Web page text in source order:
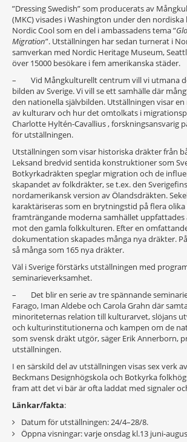
”Dressing Swedish” som producerats av
(MKC) visades i Washington under den
Nordic Cool som en del i ambassadens tema ”
Migration”. Utställningen har sedan turnerat i
samverkan med Nordic Heritage Museum,
över 15000 besökare i fem amerikanska städer.
– Vid Mångkulturellt centrum vill vi utmana
bilden av Sverige. Vi vill se ett samhälle där
den nationella självbilden. Utställningen visar
av kulturarv och hur det omtolkats i
Charlotte Hyltén-Cavallius , forskningsansvarig
för utställningen.
Utställningen som visar historiska dräkter från
Leksand bredvid sentida konstruktioner som
Botkyrkadräkten speglar migration och de
skapandet av folkdräkter, se t.ex. den
nordamerikansk version av Ölandsdräkten.
karaktäriseras som en brytningstid på flera olika
framträngande moderna samhället uppfattades
mot den gamla folkkulturen. Efter en
dokumentation skapades många nya dräkter.
så många som 165 nya dräkter.
Väl i Sverige förstärks utställningen med
seminarieverksamhet.
– Det blir en serie av tre spännande
Farago, Iman Aldebe och Carola Grahn där
minoriteternas relation till kulturarvet, slöjans
och kulturinstitutionerna och kampen om de
som svensk dräkt utgör, säger Erik Annerborn,
utställningen.
I en särskild del av utställningen visas sex verk
Beckmans Designhögskola och Botkyrka
fram att det vi bär är ofta laddat med signaler
Länkar/fakta:
Datum för utställningen: 24/4–28/8.
Öppna visningar: varje onsdag kl.13 juni-